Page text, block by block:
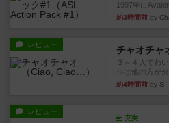
1997年に
約3時間前 by
レビュー チャオチャ
３～４人でわ
ルは他の方が
約4時間前 by S
レビュー
充実